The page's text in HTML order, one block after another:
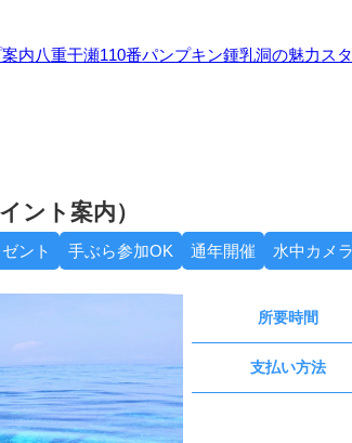
内八重干瀬110番パンプキン鍾乳洞の魅力 ス
ント案内）
ント 手ぶら参加OK 通年開催 水中カメ
所要時間
支払い方法